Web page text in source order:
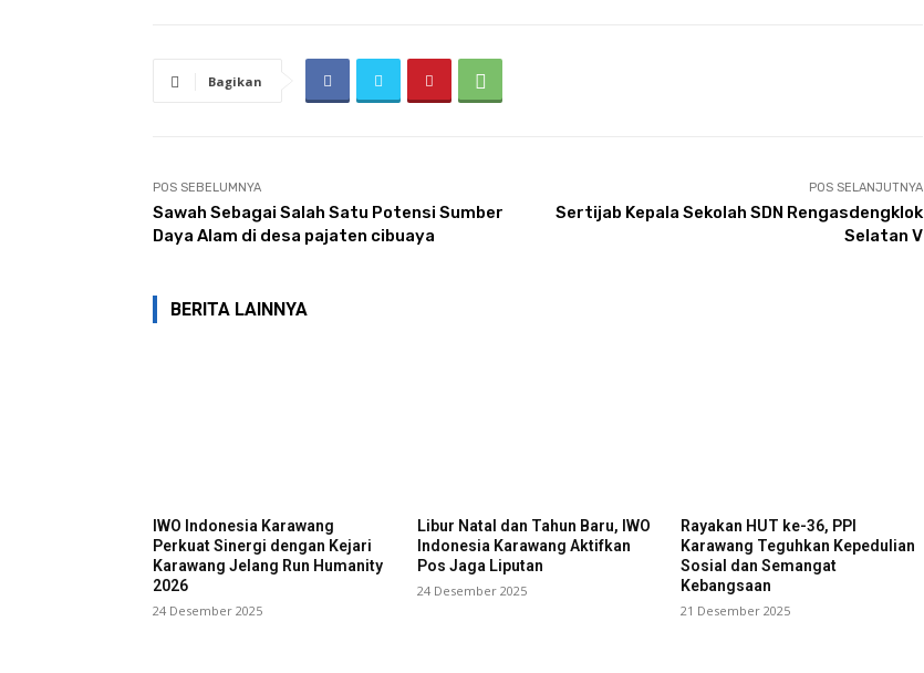
Bagikan
POS SEBELUMNYA
Sawah Sebagai Salah Satu Potensi Sumber
Daya Alam di desa pajaten cibuaya
POS SELANJUTNYA
Sertijab Kepala Sekolah SDN Rengasdengklok
Selatan V
BERITA LAINNYA
IWO Indonesia Karawang
Perkuat Sinergi dengan Kejari
Karawang Jelang Run Humanity
2026
24 Desember 2025
Libur Natal dan Tahun Baru, IWO
Indonesia Karawang Aktifkan
Pos Jaga Liputan
24 Desember 2025
Rayakan HUT ke-36, PPI
Karawang Teguhkan Kepedulian
Sosial dan Semangat
Kebangsaan
21 Desember 2025